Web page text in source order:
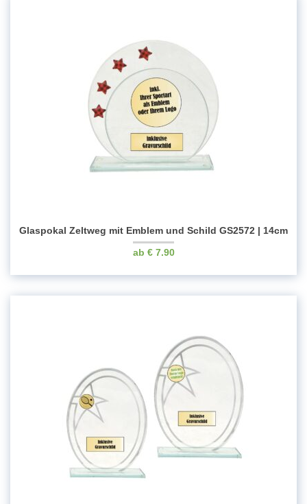
Glaspokal Zeltweg mit Emblem und Schild GS2572 | 14cm
€7.90